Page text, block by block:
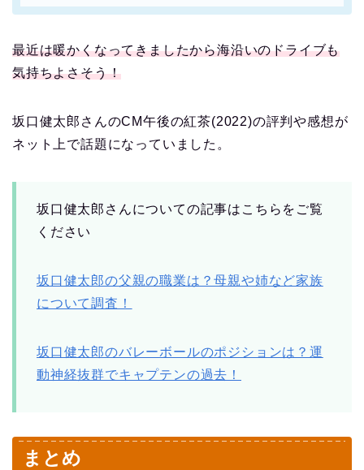
最近は暖かくなってきましたから海沿いのドライブも
気持ちよさそう！
坂口健太郎さんのCM午後の紅茶(2022)の評判や感想が
ネット上で話題になっていました。
坂口健太郎さんについての記事はこちらをご覧
ください
坂口健太郎の父親の職業は？母親や姉など家族
について調査！
坂口健太郎のバレーボールのポジションは？運
動神経抜群でキャプテンの過去！
まとめ